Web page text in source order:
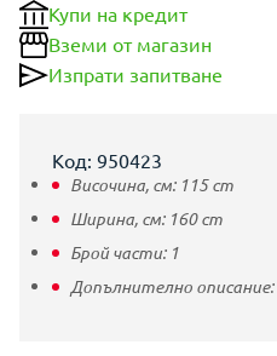
Купи на кредит
Вземи от магазин
Изпрати запитване
Код: 950423
Височина, см: 115cm
Ширина, см: 160cm
Брой части: 1
Допълнително описание: